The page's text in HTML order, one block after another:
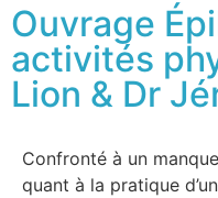
Ouvrage
activités
Lion & Dr
Confronté à un
quant à la pratique